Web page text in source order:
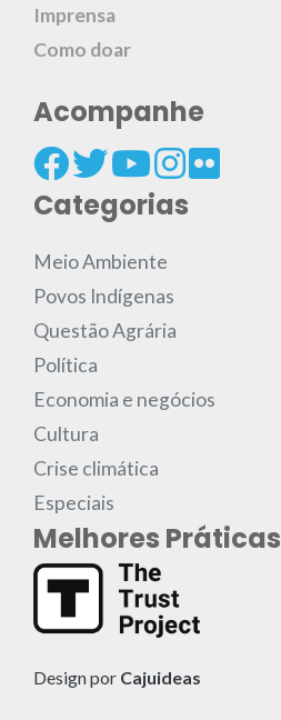
Imprensa
Como doar
Acompanhe
Categorias
Meio Ambiente
Povos Indígenas
Questão Agrária
Política
Economia e negócios
Cultura
Crise climática
Especiais
Melhores Práticas
Design por Cajuideas